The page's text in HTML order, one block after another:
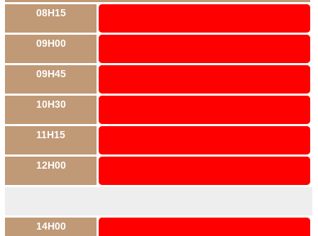
08H15
09H00
09H45
10H30
11H15
12H00
14H00